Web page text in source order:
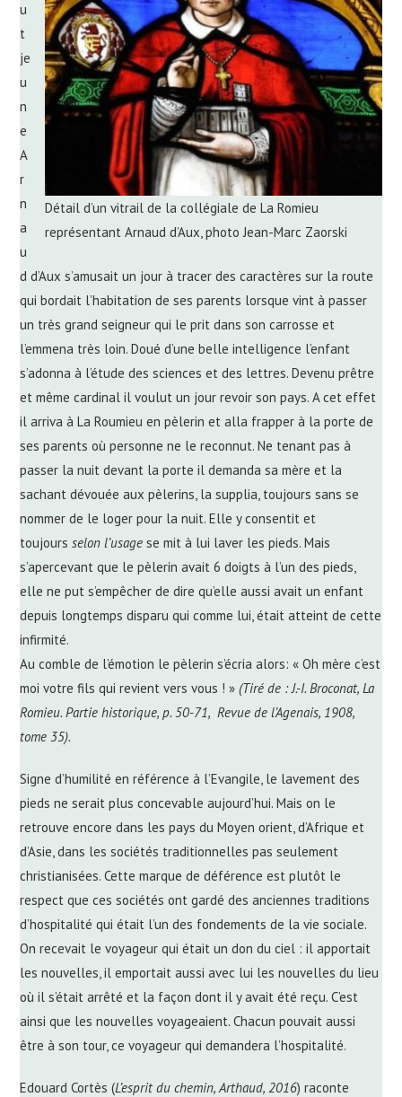
Détail d’un vitrail de la collégiale de La Romieu
représentant Arnaud d’Aux, photo Jean-Marc Zaorski
u
t
je
u
n
e
A
r
n
a
u
d d’Aux s’amusait un jour à tracer des caractères sur la route
qui bordait l’habitation de ses parents lorsque vint à passer
un très grand seigneur qui le prit dans son carrosse et
l’emmena très loin. Doué d’une belle intelligence l’enfant
s’adonna à l’étude des sciences et des lettres. Devenu prêtre
et même cardinal il voulut un jour revoir son pays. A cet effet
il arriva à La Roumieu en pèlerin et alla frapper à la porte de
ses parents où personne ne le reconnut. Ne tenant pas à
passer la nuit devant la porte il demanda sa mère et la
sachant dévouée aux pèlerins, la supplia, toujours sans se
nommer de le loger pour la nuit. Elle y consentit et
toujoursselon l’usage se mit à lui laver les pieds. Mais
s’apercevant que le pèlerin avait 6 doigts à l’un des pieds,
elle ne put s’empêcher de dire qu’elle aussi avait un enfant
depuis longtemps disparu qui comme lui, était atteint de cette
infirmité.
Au comble de l’émotion le pèlerin s’écria alors: « Oh mère c’est
moi votre fils qui revient vers vous ! »(Tiré de : J.-I. Broconat, La
Romieu. Partie historique, p. 50-71, Revue de l’Agenais, 1908,
tome 35).
Signe d’humilité en référence à l’Evangile, le lavement des
pieds ne serait plus concevable aujourd’hui. Mais on le
retrouve encore dans les pays du Moyen orient, d’Afrique et
d’Asie, dans les sociétés traditionnelles pas seulement
christianisées. Cette marque de déférence est plutôt le
respect que ces sociétés ont gardé des anciennes traditions
d’hospitalité qui était l’un des fondements de la vie sociale.
On recevait le voyageur qui était un don du ciel : il apportait
les nouvelles, il emportait aussi avec lui les nouvelles du lieu
où il s’était arrêté et la façon dont il y avait été reçu. C’est
ainsi que les nouvelles voyageaient. Chacun pouvait aussi
être à son tour, ce voyageur qui demandera l’hospitalité.
Edouard Cortès (L’esprit du chemin, Arthaud, 2016) raconte